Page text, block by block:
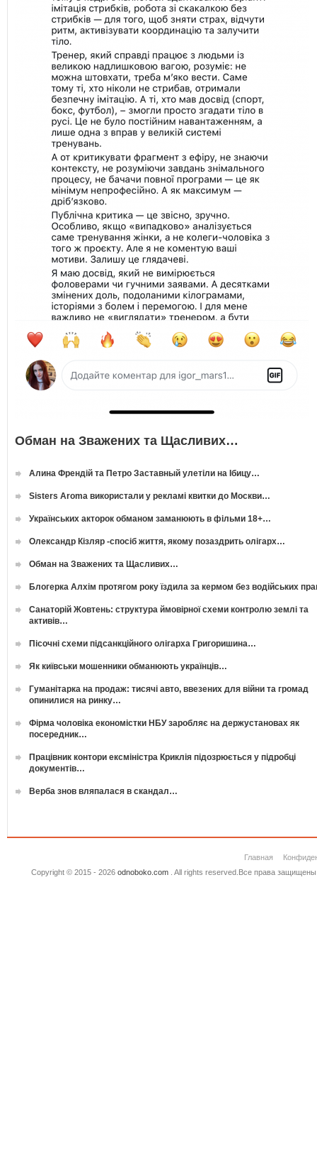
Обман на Зважених та Щасливих…
Алина Френдій та Петро Заставный улетіли на Ібицу…
Sisters Aroma використали у рекламі квитки до Москви…
Українських акторок обманом заманюють в фільми 18+…
Олександр Кізляр -спосіб життя, якому позаздрить олігарх…
Обман на Зважених та Щасливих…
Блогерка Алхім протягом року їздила за кермом без водійських
Санаторій Жовтень: структура ймовірної схеми контролю землі та
активів…
Пісочні схеми підсанкційного олігарха Григоришина…
Як київськи мошенники обманюють українців…
Гуманітарка на продаж: тисячі авто, ввезених для війни та громад
опинилися на ринку…
Фірма чоловіка економістки НБУ заробляє на держустановах як
посередник…
Працівник контори ексміністра Криклія підозрюється у підробці
документів…
Верба знов вляпалася в скандал…
Главная
Copyright © 2015 - 2026 odnoboko.com. All rights reserved.Все права защищены.